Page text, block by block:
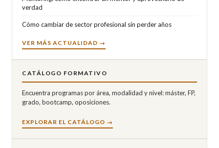
verdad
Cómo cambiar de sector profesional sin perder años
VER MÁS ACTUALIDAD →
CATÁLOGO FORMATIVO
Encuentra programas por área, modalidad y nivel: máster, FP,
grado, bootcamp, oposiciones.
EXPLORAR EL CATÁLOGO →